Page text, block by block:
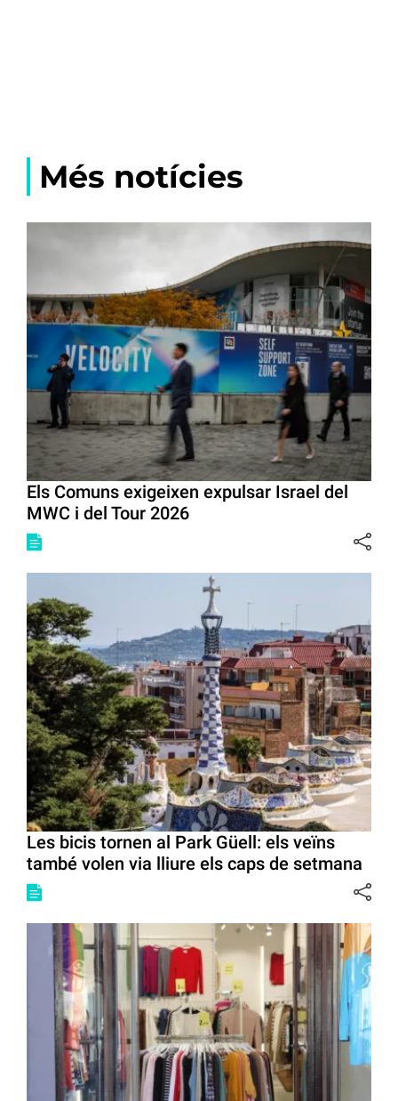
Més notícies
Els Comuns exigeixen expulsar Israel del
MWC i del Tour 2026
Les bicis tornen al Park Güell: els veïns
també volen via lliure els caps de setmana